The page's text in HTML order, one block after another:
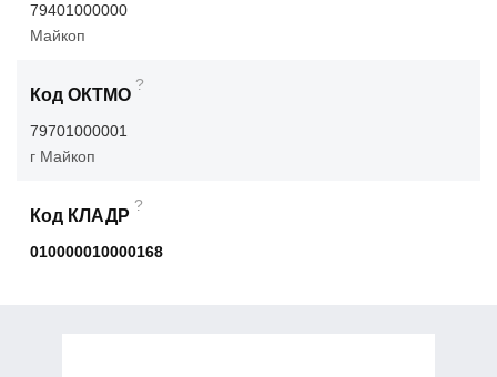
79401000000
Майкоп
Код ОКТМО
?
79701000001
г Майкоп
Код КЛАДР
?
010000010000168